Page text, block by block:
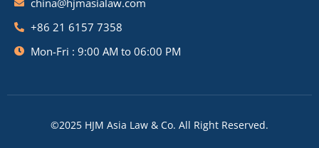
china@hjmasialaw.com
+86 21 6157 7358
Mon-Fri : 9:00 AM to 06:00 PM
©2025 HJM Asia Law & Co. All Right Reserved.